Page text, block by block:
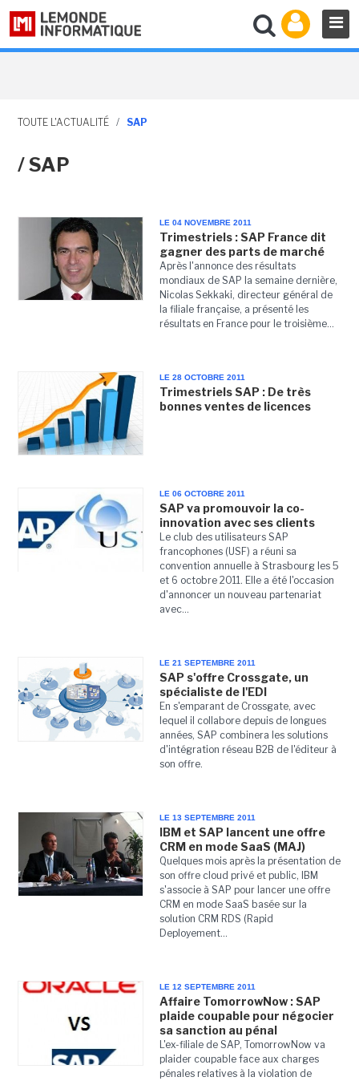
TOUTE L'ACTUALITÉ / SAP
/ SAP
LE 04 NOVEMBRE 2011
Trimestriels : SAP France dit
gagner des parts de marché
Après l'annonce des résultats
mondiaux de SAP la semaine dernière,
Nicolas Sekkaki, directeur général de
la filiale française, a présenté les
résultats en France pour le troisième...
LE 28 OCTOBRE 2011
Trimestriels SAP : De très
bonnes ventes de licences
LE 06 OCTOBRE 2011
SAP va promouvoir la co-
innovation avec ses clients
Le club des utilisateurs SAP
francophones (USF) a réuni sa
convention annuelle à Strasbourg les 5
et 6 octobre 2011. Elle a été l'occasion
d'annoncer un nouveau partenariat
avec...
LE 21 SEPTEMBRE 2011
SAP s'offre Crossgate, un
spécialiste de l'EDI
En s'emparant de Crossgate, avec
lequel il collabore depuis de longues
années, SAP combinera les solutions
d'intégration réseau B2B de l'éditeur à
son offre.
LE 13 SEPTEMBRE 2011
IBM et SAP lancent une offre
CRM en mode SaaS (MAJ)
Quelques mois après la présentation de
son offre cloud privé et public, IBM
s'associe à SAP pour lancer une offre
CRM en mode SaaS basée sur la
solution CRM RDS (Rapid
Deployement...
LE 12 SEPTEMBRE 2011
Affaire TomorrowNow : SAP
plaide coupable pour négocier
sa sanction au pénal
L'ex-filiale de SAP, TomorrowNow va
plaider coupable face aux charges
pénales relatives à la violation de